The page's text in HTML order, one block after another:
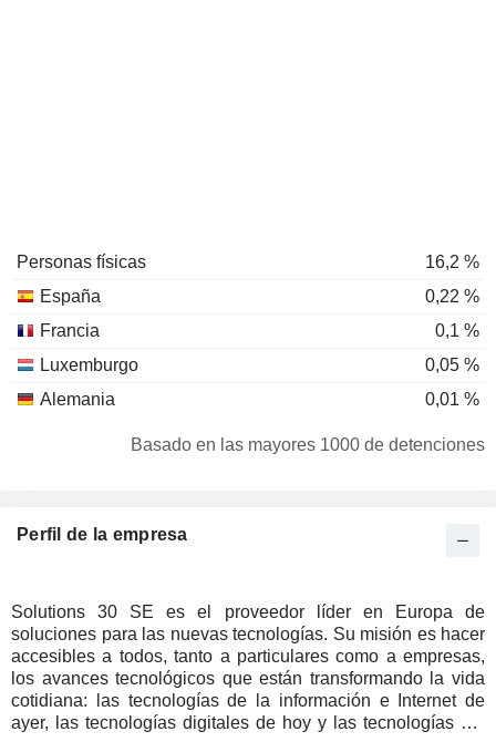
Personas físicas
16,2 %
España
0,22 %
Francia
0,1 %
Luxemburgo
0,05 %
Alemania
0,01 %
Basado en las mayores 1000 de detenciones
Perfil de la empresa
Solutions 30 SE es el proveedor líder en Europa de
soluciones para las nuevas tecnologías. Su misión es hacer
accesibles a todos, tanto a particulares como a empresas,
los avances tecnológicos que están transformando la vida
cotidiana: las tecnologías de la información e Internet de
ayer, las tecnologías digitales de hoy y las tecnologías del